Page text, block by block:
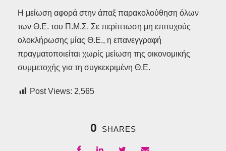
Η μείωση αφορά στην άπαξ παρακολούθηση όλων
των Θ.Ε. του Π.Μ.Σ. Σε περίπτωση μη επιτυχούς
ολοκλήρωσης μίας Θ.Ε., η επανεγγραφή
πραγματοποιείται χωρίς μείωση της οικονομικής
συμμετοχής για τη συγκεκριμένη Θ.Ε.
Post Views: 2,565
0 SHARES